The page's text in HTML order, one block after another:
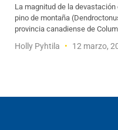
La magnitud de la
pino de montaña
provincia canadiense de
Holly Pyhtila 12 marzo,